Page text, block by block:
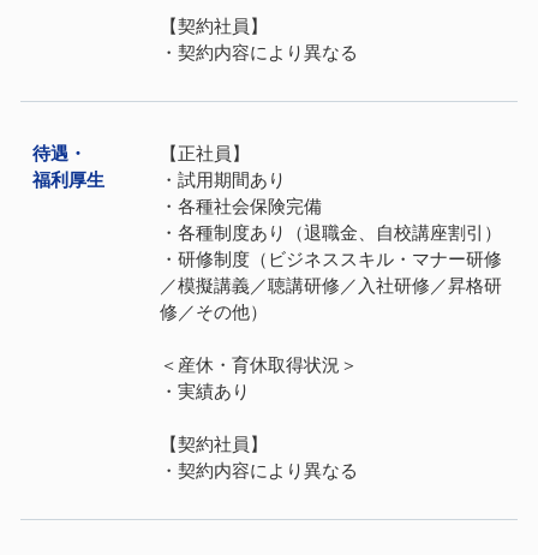
【契約社員】
・契約内容により異なる
待遇・
福利厚⽣
【正社員】
・試用期間あり
・各種社会保険完備
・各種制度あり（退職金、自校講座割引）
・研修制度（ビジネススキル・マナー研修
／模擬講義／聴講研修／入社研修／昇格研
修／その他）
＜産休・育休取得状況＞
・実績あり
【契約社員】
・契約内容により異なる